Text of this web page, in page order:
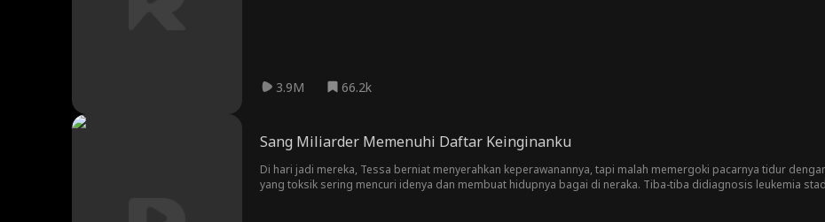
3.9M 66.2k
Sang Miliarder Memenuhi Daftar Keinginanku
Di hari jadi mereka, Tessa berniat menyerahkan keperawanannya, tapi malah memergoki pacarnya tidur
yang toksik sering mencuri idenya dan membuat hidupnya bagai di neraka. Tiba-tiba didiagnosis leukemia